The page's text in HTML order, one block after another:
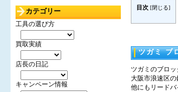
目次 [閉じる]
ツガミ ブ
ツガミのブロッ
大阪市浪速区の
他にもリードバ
カテゴリー
工具の選び方
買取実績
店長の日記
キャンペーン情報